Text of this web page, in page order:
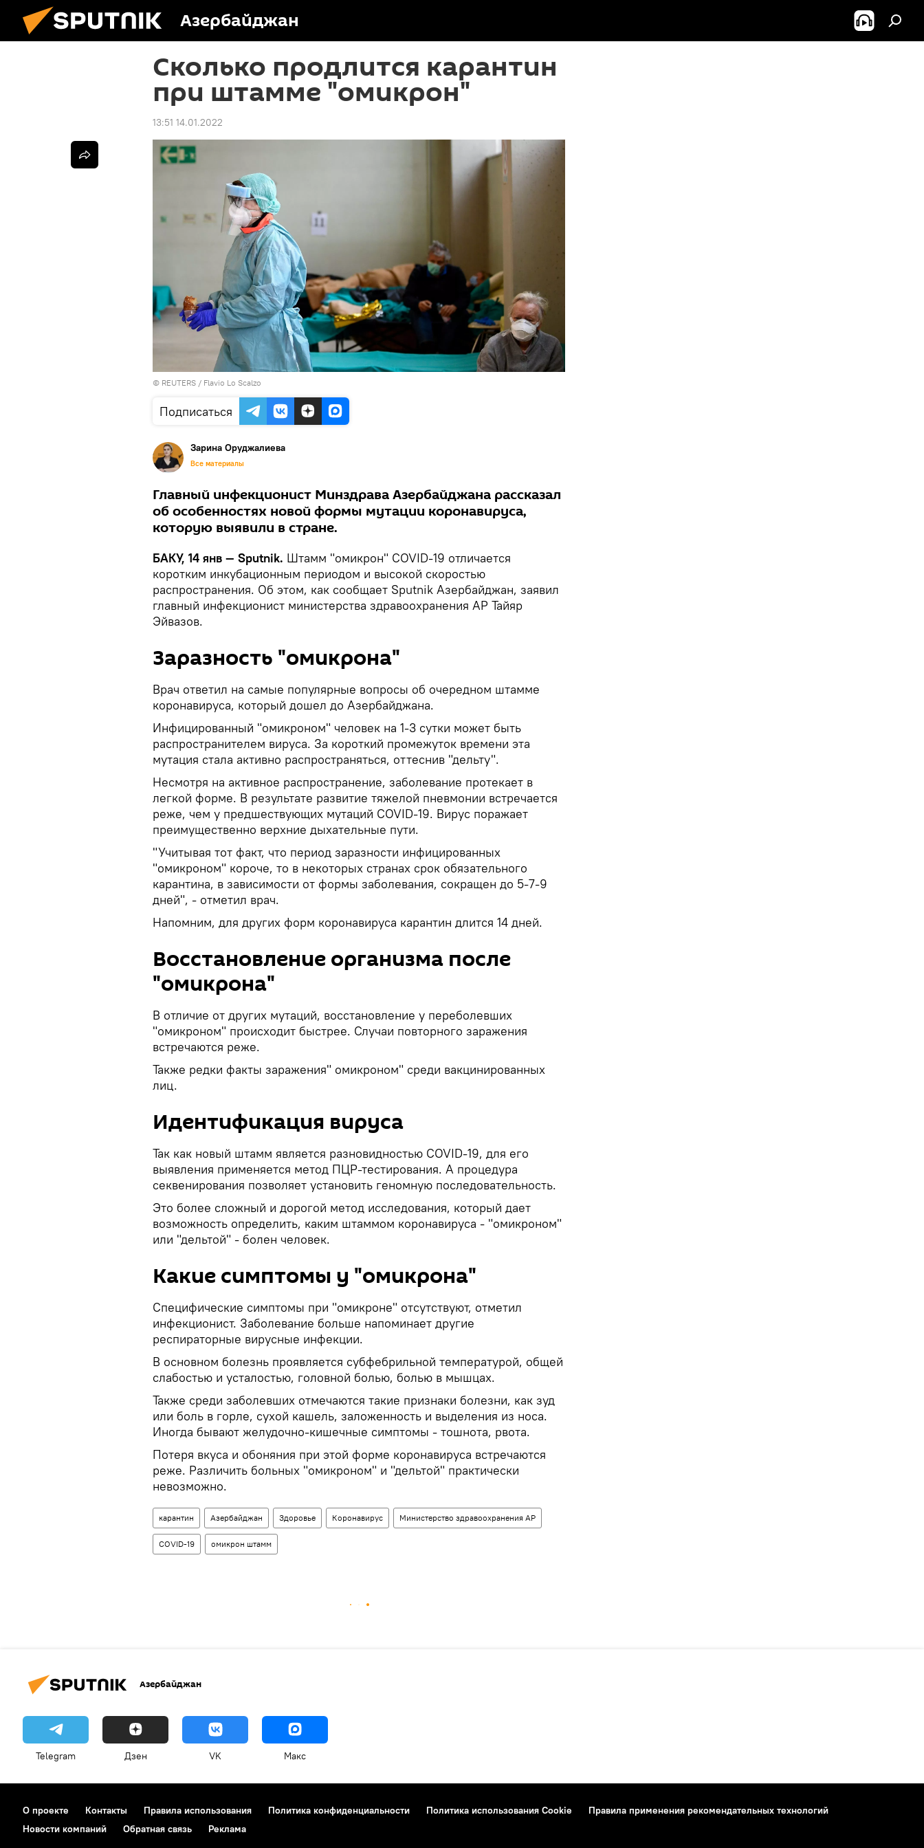
Азербайджан
Сколько продлится карантин
при штамме "омикрон"
13:51 14.01.2022
© REUTERS / Flavio Lo Scalzo
Подписаться
Зарина Оруджалиева
Все материалы
Главный инфекционист Минздрава Азербайджана рассказал
об особенностях новой формы мутации коронавируса,
которую выявили в стране.
БАКУ, 14 янв — Sputnik. Штамм "омикрон" COVID-19 отличается
коротким инкубационным периодом и высокой скоростью
распространения. Об этом, как сообщает Sputnik Азербайджан, заявил
главный инфекционист министерства здравоохранения АР Тайяр
Эйвазов.
Заразность "омикрона"
Врач ответил на самые популярные вопросы об очередном штамме
коронавируса, который дошел до Азербайджана.
Инфицированный "омикроном" человек на 1-3 сутки может быть
распространителем вируса. За короткий промежуток времени эта
мутация стала активно распространяться, оттеснив "дельту".
Несмотря на активное распространение, заболевание протекает в
легкой форме. В результате развитие тяжелой пневмонии встречается
реже, чем у предшествующих мутаций COVID-19. Вирус поражает
преимущественно верхние дыхательные пути.
"Учитывая тот факт, что период заразности инфицированных
"омикроном" короче, то в некоторых странах срок обязательного
карантина, в зависимости от формы заболевания, сокращен до 5-7-9
дней", - отметил врач.
Напомним, для других форм коронавируса карантин длится 14 дней.
Восстановление организма после
"омикрона"
В отличие от других мутаций, восстановление у переболевших
"омикроном" происходит быстрее. Случаи повторного заражения
встречаются реже.
Также редки факты заражения" омикроном" среди вакцинированных
лиц.
Идентификация вируса
Так как новый штамм является разновидностью COVID-19, для его
выявления применяется метод ПЦР-тестирования. А процедура
секвенирования позволяет установить геномную последовательность.
Это более сложный и дорогой метод исследования, который дает
возможность определить, каким штаммом коронавируса - "омикроном"
или "дельтой" - болен человек.
Какие симптомы у "омикрона"
Специфические симптомы при "омикроне" отсутствуют, отметил
инфекционист. Заболевание больше напоминает другие
респираторные вирусные инфекции.
В основном болезнь проявляется субфебрильной температурой, общей
слабостью и усталостью, головной болью, болью в мышцах.
Также среди заболевших отмечаются такие признаки болезни, как зуд
или боль в горле, сухой кашель, заложенность и выделения из носа.
Иногда бывают желудочно-кишечные симптомы - тошнота, рвота.
Потеря вкуса и обоняния при этой форме коронавируса встречаются
реже. Различить больных "омикроном" и "дельтой" практически
невозможно.
карантин Азербайджан Здоровье Коронавирус Министерство здравоохранения АР
COVID-19 омикрон штамм
Азербайджан
Telegram Дзен VK Макс
О проекте Контакты Правила использования Политика конфиденциальности Политика использования Cookie
Правила применения рекомендательных технологий
Новости компаний
Обратная связь Реклама